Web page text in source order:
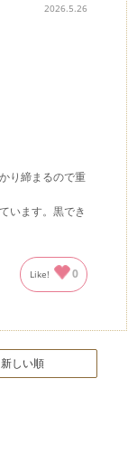
2026.5.26
り締まるので重
います。黒でき
Like! 0
しい順